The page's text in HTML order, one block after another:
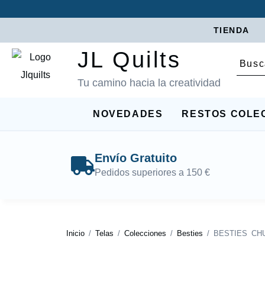
TIENDA
JL Quilts
Tu camino hacia la creatividad
NOVEDADES RESTOS
Envío Gratuito
Pedidos superiores a 150 €
Inicio / Telas / Colecciones / Besties / BESTIES